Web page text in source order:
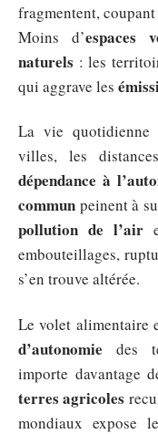
fragmentent,
Moins d’espaces
naturels : les
qui aggrave les
La vie quotidienne
villes, les
dépendance à
commun peinent à
pollution de l’air
embouteillages,
s’en trouve altérée.
Le volet alimentaire
d’autonomie des
importe davantage
terres agricoles
mondiaux expose